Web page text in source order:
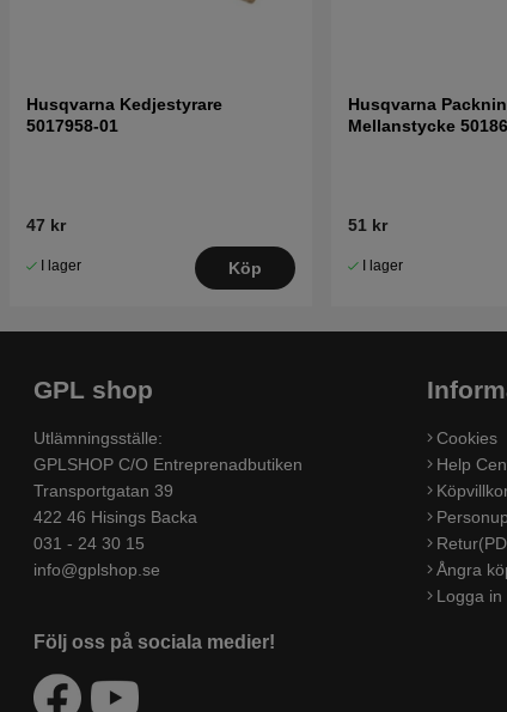
Husqvarna Kedjestyrare
5017958-01
47 kr
I lager Köp
Husqvarna
Mellanstycke
51 kr
I lager
GPL shop
Utlämningsställe:
GPLSHOP C/O Entreprenadbutiken
Transportgatan 39
422 46 Hisings Backa
031 - 24 30 15
info@gplshop.se
Följ oss på sociala medier!
Cookies
Help
Ångra
Logga in